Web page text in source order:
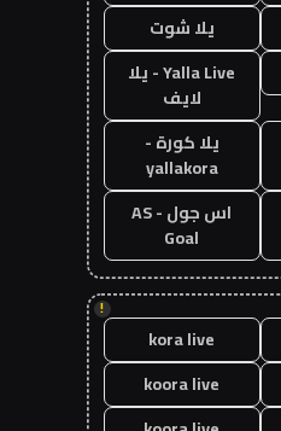
يلا شوت
Yalla Live - يلا
لايف
يلا كورة -
yallakora
اس جول - AS
Goal
!
kora live
koora live